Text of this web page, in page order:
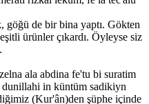
de bir bina yaptı. Gökten
ürünler çıkardı. Öyleyse siz
ala abdina fe'tu bi suratim
in küntüm sadikiyn
(Kur'ân)den şüphe içinde